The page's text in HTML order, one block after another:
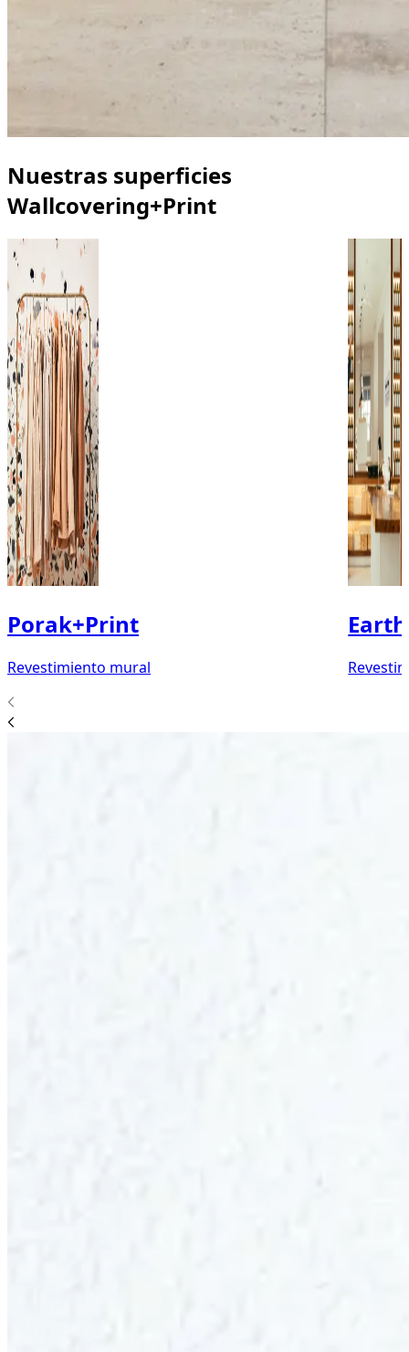
Nuestras superficies
Wallcovering+Print
Porak+Print
Revestimiento mural